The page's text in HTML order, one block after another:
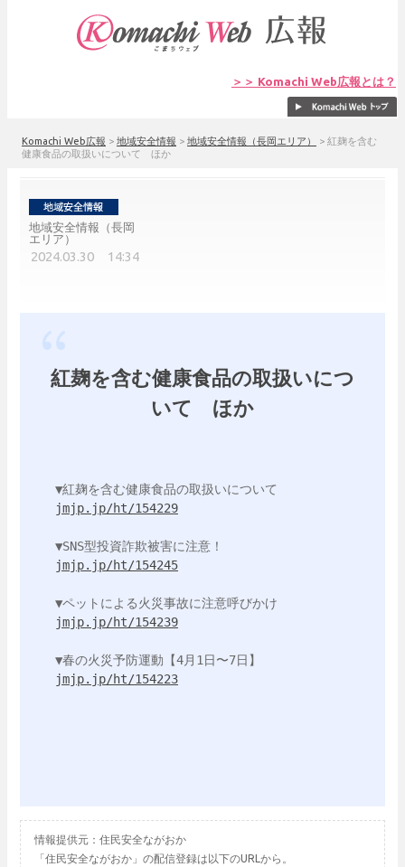
＞＞ Komachi Web広報とは？
Komachi Web広報 > 地域安全情報 > 地域安全情報（長岡エリア） > 紅麹を含む
健康食品の取扱いについて ほか
地域安全情報（長岡
エリア）
2024.03.30 14:34
紅麹を含む健康食品の取扱いにつ
いて ほか
jmjp.jp/ht/154229
jmjp.jp/ht/154245
jmjp.jp/ht/154239
jmjp.jp/ht/154223
情報提供元：住民安全ながおか
「住民安全ながおか」の配信登録は以下のURLから。